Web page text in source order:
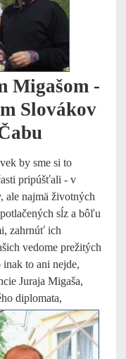
Migašom -
Slovákov
by sme si to
pripúšťali - v
ale najmä životných
sĺz a bôľu
zahrnúť ich
vedome prežitých
to ani nejde,
Juraja Migaša,
diplomata,